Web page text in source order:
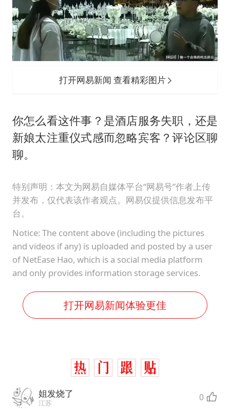
打开网易新闻 查看精彩图片
你怎么看这件事？是酒店服务失职，还是
新娘太注重仪式感而忽略宾客？评论区聊
聊。
特别声明：本文为网易自媒体平台“网易号”作者上传
并发布，仅代表该作者观点。网易仅提供信息发布平
台。
Notice: The content above (including the pictures
and videos if any) is uploaded and posted by a user
of NetEase Hao, which is a social media platform
and only provides information storage services.
打开网易新闻体验更佳
姐发烧了
江苏 0